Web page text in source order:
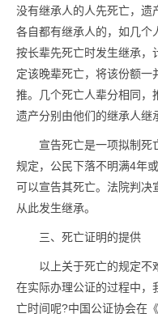
没有继承人的人先死亡，遗
各自都有继承人的，如几个
按长辈先死亡时发生继承，
定该晚辈死亡，将该份额一
推。几个死亡人辈分相同，
遗产分别由他们的继承人继
宣告死亡是一项拟制死
规定，公民下落不明满4年
可以宣告其死亡。法院判决
从此发生继承。
三、死亡证明的提供
以上关于死亡的规定不
在实际办理公证的过程中，
亡时间呢?中国公证协会在